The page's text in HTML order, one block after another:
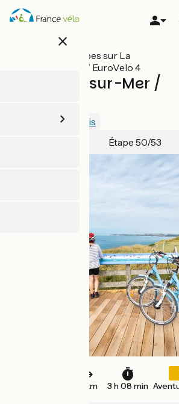
Aller
au
close
Toutes les étapes sur La
Vélomaritime / EuroVelo 4
Boulogne-sur-Mer /
Voir 3 avis
Étape 50/53
51 km 3 h 08 min